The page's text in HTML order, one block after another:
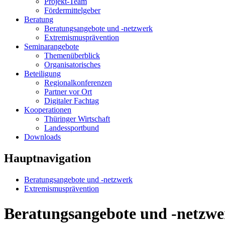
Fördermittelgeber
Beratung
Beratungsangebote und -netzwerk
Extremismusprävention
Seminarangebote
Themenüberblick
Organisatorisches
Beteiligung
Regionalkonferenzen
Partner vor Ort
Digitaler Fachtag
Kooperationen
Thüringer Wirtschaft
Landessportbund
Downloads
Hauptnavigation
Beratungsangebote und -netzwerk
Extremismusprävention
Beratungsangebote und -